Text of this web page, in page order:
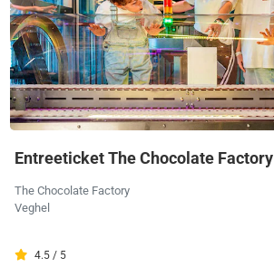
Entreeticket The Chocolate Factory
The Chocolate Factory
Veghel
4.5 / 5